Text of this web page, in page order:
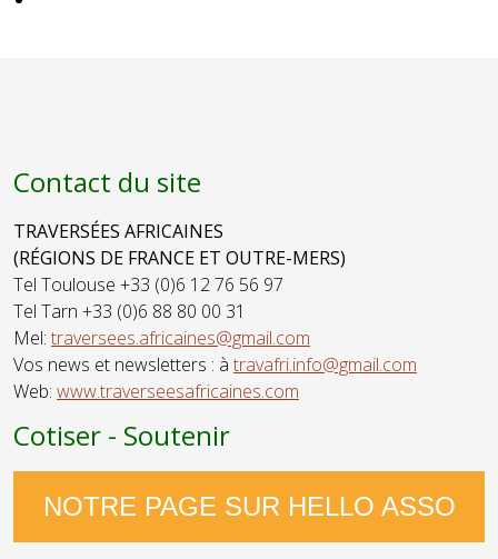
Contact du site
TRAVERSÉES AFRICAINES
(RÉGIONS DE FRANCE ET OUTRE-MERS)
Tel Toulouse +33 (0)6 12 76 56 97
Tel Tarn +33 (0)6 88 80 00 31
Mel: traversees.africaines@gmail.com
Vos news et newsletters : à travafri.info@gmail.com
Web: www.traverseesafricaines.com
Cotiser - Soutenir
NOTRE PAGE SUR HELLO ASSO